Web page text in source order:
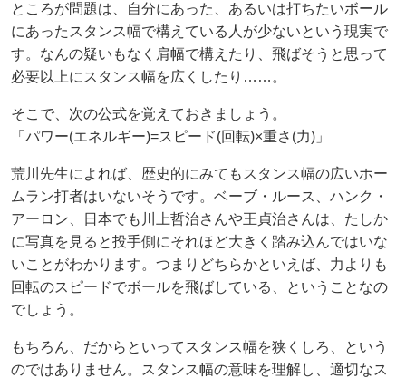
ところが問題は、自分にあった、あるいは打ちたいボール
にあったスタンス幅で構えている人が少ないという現実で
す。なんの疑いもなく肩幅で構えたり、飛ばそうと思って
必要以上にスタンス幅を広くしたり……。
そこで、次の公式を覚えておきましょう。
「パワー(エネルギー)=スピード(回転)×重さ(力)」
荒川先生によれば、歴史的にみてもスタンス幅の広いホー
ムラン打者はいないそうです。ベーブ・ルース、ハンク・
アーロン、日本でも川上哲治さんや王貞治さんは、たしか
に写真を見ると投手側にそれほど大きく踏み込んではいな
いことがわかります。つまりどちらかといえば、力よりも
回転のスピードでボールを飛ばしている、ということなの
でしょう。
もちろん、だからといってスタンス幅を狭くしろ、という
のではありません。スタンス幅の意味を理解し、適切なス